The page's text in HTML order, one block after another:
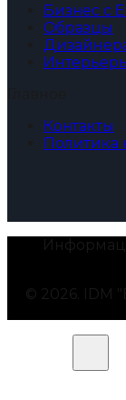
Бизнес с
Образцы
Контакты
Политика
© 2026. IDM